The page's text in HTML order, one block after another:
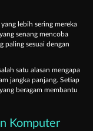
lebih sering mereka
senang mencoba
paling sesuai dengan
satu alasan mengapa
jangka panjang. Setiap
beragam membantu
Komputer